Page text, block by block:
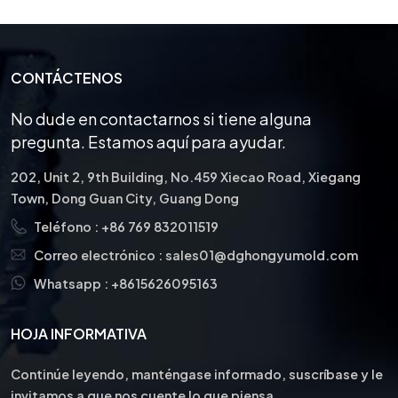
CONTÁCTENOS
No dude en contactarnos si tiene alguna
pregunta. Estamos aquí para ayudar.
202, Unit 2, 9th Building, No.459 Xiecao Road, Xiegang
Town, Dong Guan City, Guang Dong
Teléfono : +86 769 832011519
Correo electrónico : sales01@dghongyumold.com
Whatsapp : +8615626095163
HOJA INFORMATIVA
Continúe leyendo, manténgase informado, suscríbase y le